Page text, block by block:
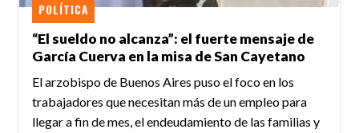
“El sueldo no alcanza”: el fuerte mensaje de
García Cuerva en la misa de San Cayetano
POLÍTICA
El arzobispo de Buenos Aires puso el foco en los
trabajadores que necesitan más de un empleo para
llegar a fin de mes, el endeudamiento de las familias y